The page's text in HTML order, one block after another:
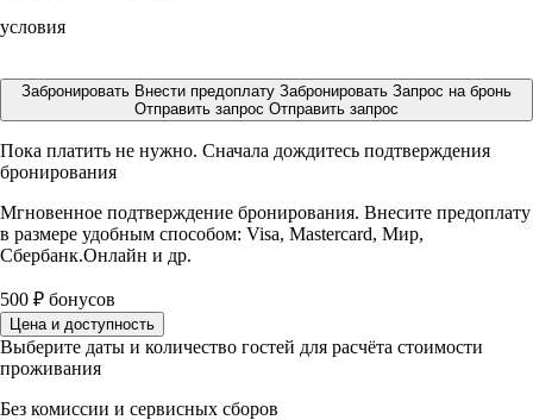
условия
Забронировать Внести предоплату Забронировать Запрос на бронь
Отправить запрос Отправить запрос
Пока платить не нужно. Сначала дождитесь подтверждения
бронирования
Мгновенное подтверждение бронирования. Внесите предоплату
в размере удобным способом: Visa, Mastercard, Мир,
Сбербанк.Онлайн и др.
500 ₽ бонусов
Цена и доступность
Выберите даты и количество гостей для расчёта стоимости
проживания
Без комиссии и сервисных сборов